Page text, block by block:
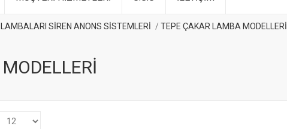
SİREN ANONS SİSTEMLERİ TEPE ÇAKAR LAMBA MODELLERİ